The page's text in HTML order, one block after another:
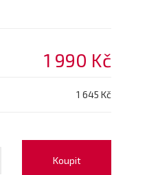
1 990 Kč
1 645 Kč
Koupit